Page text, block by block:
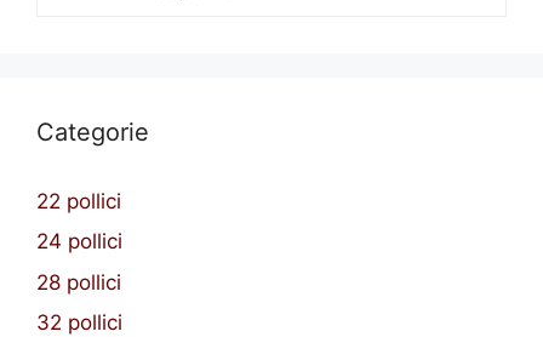
Categorie
22 pollici
24 pollici
28 pollici
32 pollici